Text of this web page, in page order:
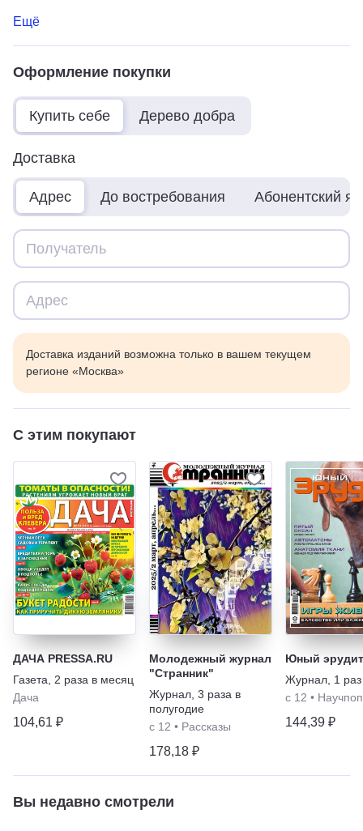
Ещё
Оформление покупки
Купить себе Дерево добра
Доставка
Адрес До востребования Абонентский
Доставка изданий возможна только в вашем текущем
регионе «Москва»
С этим покупают
ДАЧА PRESSA.RU
Газета
2 раза в месяц
Дача
104,61 ₽
Молодежный журнал
"Странник"
Журнал 3 раза в
полугодие
с 12 • Рассказы
178,18 ₽
Юный эрудит
Журнал 1
с 12 • Научпоп
144,39 ₽
Вы недавно смотрели